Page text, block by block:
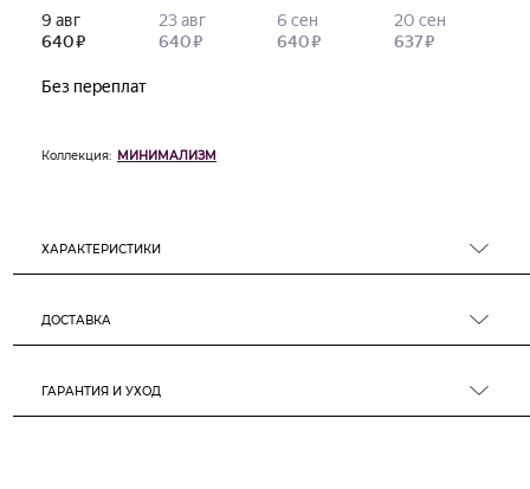
Коллекция: МИНИМАЛИЗМ
ХАРАКТЕРИСТИКИ
ДОСТАВКА
ГАРАНТИЯ И УХОД